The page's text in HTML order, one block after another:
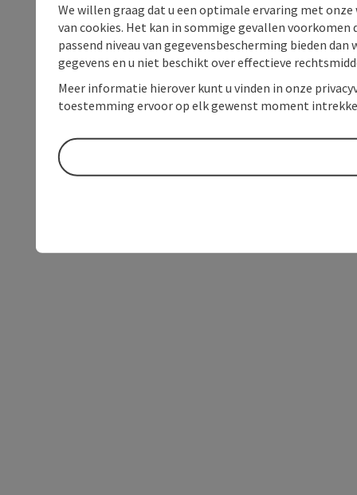
We willen graag dat u een optimale ervaring met
van cookies. Het kan in sommige gevallen voorkomen
passend niveau van gegevensbescherming bieden
gegevens en u niet beschikt over effectieve
Meer informatie hierover kunt u vinden in onze
toestemming ervoor op elk gewenst moment